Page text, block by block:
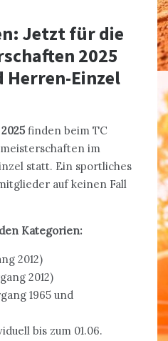
Jetzt für die
2025
Herren-Einzel
finden beim TC
im
statt. Ein sportliches
auf keinen Fall
Kategorien:
2012)
2012)
1965 und
bis zum 01.06.